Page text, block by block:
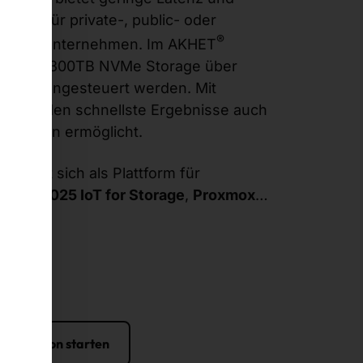
für private-, public- oder
in Unternehmen. Im AKHET®
bis zu 300TB NVMe Storage über
angesteuert werden. Mit
werden schnellste Ergebnisse auch
ermöglicht.
eignet sich als Plattform für
2025 IoT for Storage, Proxmox…
starten